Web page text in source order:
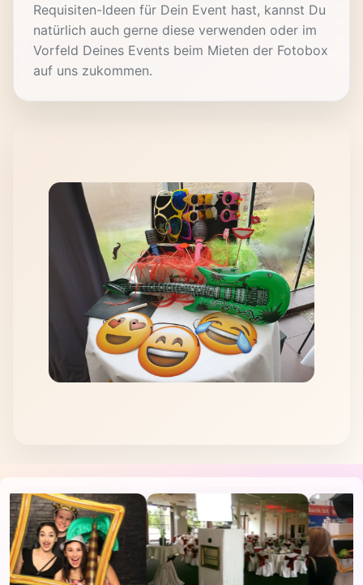
Requisiten-Ideen für Dein Event hast, kannst Du
natürlich auch gerne diese verwenden oder im
Vorfeld Deines Events beim Mieten der Fotobox
auf uns zukommen.